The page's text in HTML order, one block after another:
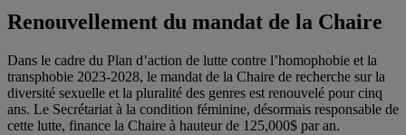
Renouvellement du mandat de la Chaire
Dans le cadre du Plan d’action de lutte contre l’homophobie et la
transphobie 2023-2028, le mandat de la Chaire de recherche sur la
diversité sexuelle et la pluralité des genres est renouvelé pour cinq
ans. Le Secrétariat à la condition féminine, désormais responsable de
cette lutte, finance la Chaire à hauteur de 125,000$ par an.